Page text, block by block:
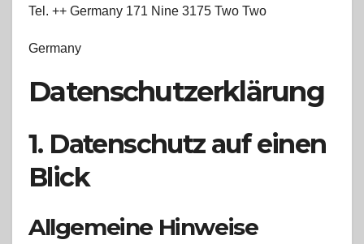
Tel. ++ Germany 171 Nine 3175 Two Two
Germany
Datenschutz­erklärung
1. Datenschutz auf einen
Blick
Allgemeine Hinweise